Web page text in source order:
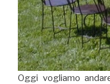
Oggi vogliamo